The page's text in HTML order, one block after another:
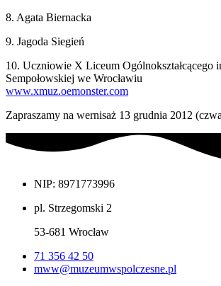
8. Agata Biernacka
9. Jagoda Siegień
10. Uczniowie X Liceum Ogólnokształcącego
Sempołowskiej we Wrocławiu
www.xmuz.oemonster.com
Zapraszamy na wernisaż 13 grudnia 2012
NIP: 8971773996
pl. Strzegomski 2
53-681 Wrocław
71 356 42 50
mww@muzeumwspolczesne.pl